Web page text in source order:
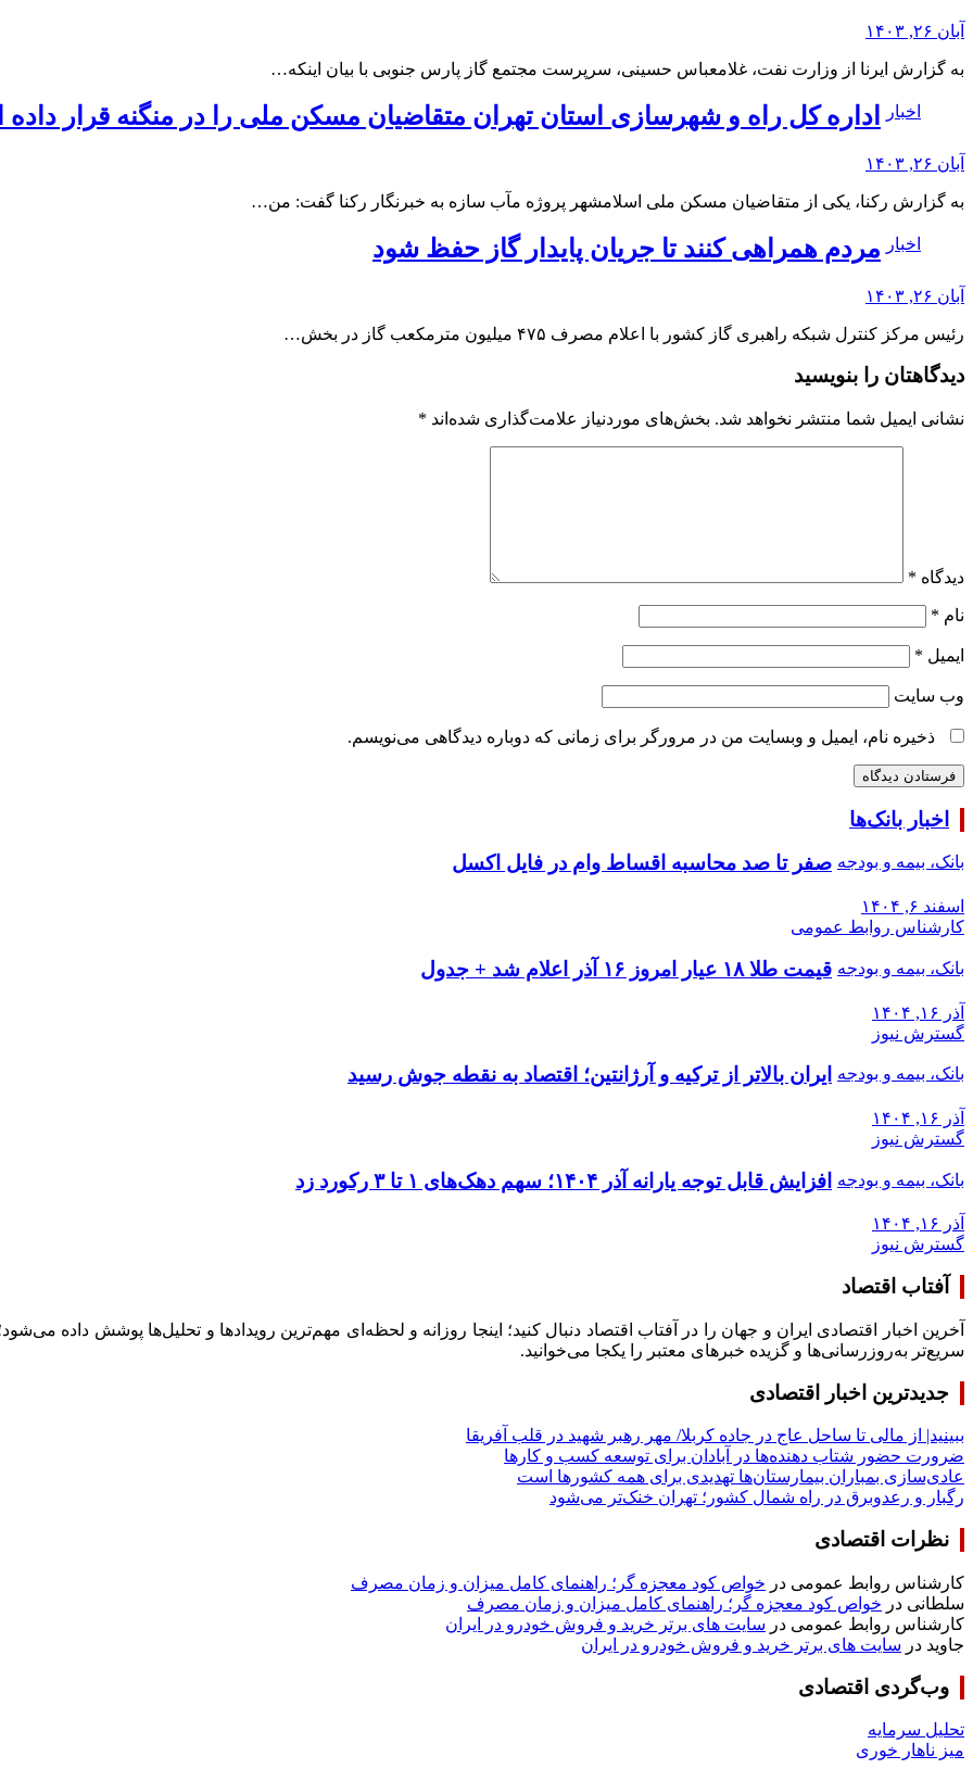
آبان ۲۶, ۱۴۰۳
به گزارش ایرنا از وزارت نفت، غلامعباس حسینی، سرپرست مجتمع گاز پارس جنوبی با بیان اینکه…
اخبار اداره کل راه و شهرسازی استان تهران متقاضیان مسکن ملی را در منگنه قرار
آبان ۲۶, ۱۴۰۳
به گزارش رکنا، یکی از متقاضیان مسکن ملی اسلامشهر پروژه مآب سازه به خبرنگار رکنا گفت: من…
اخبار مردم همراهی کنند تا جریان پایدار گاز حفظ شود
آبان ۲۶, ۱۴۰۳
رئیس مرکز کنترل شبکه راهبری گاز کشور با اعلام مصرف ۴۷۵ میلیون مترمکعب گاز در بخش…
دیدگاهتان را بنویسید
نشانی ایمیل شما منتشر نخواهد شد. بخش‌های موردنیاز علامت‌گذاری شده‌اند *
دیدگاه *
نام *
ایمیل *
وب‌ سایت
ذخیره نام، ایمیل و وبسایت من در مرورگر برای زمانی که دوباره دیدگاهی می‌نویسم.
اخبار بانک‌ها
بانک، بیمه و بودجه صفر تا صد محاسبه اقساط وام در فایل اکسل
اسفند ۶, ۱۴۰۴
کارشناس روابط عمومی
بانک، بیمه و بودجه قیمت طلا ۱۸ عیار امروز ۱۶ آذر اعلام شد + جدول
آذر ۱۶, ۱۴۰۴
گسترش نیوز
بانک، بیمه و بودجه ایران بالاتر از ترکیه و آرژانتین؛ اقتصاد به نقطه جوش رسید
آذر ۱۶, ۱۴۰۴
گسترش نیوز
بانک، بیمه و بودجه افزایش قابل توجه یارانه آذر ۱۴۰۴؛ سهم دهک‌های ۱ تا ۳ رکورد زد
آذر ۱۶, ۱۴۰۴
گسترش نیوز
آفتاب اقتصاد
آخرین اخبار اقتصادی ایران و جهان را در آفتاب اقتصاد دنبال کنید؛ اینجا روزانه و لحظه‌ای مهم‌ترین رویدادها و تحلیل‌ها پوشش داده
سریع‌تر به‌روزرسانی‌ها و گزیده خبرهای معتبر را یکجا می‌خوانید.
جدیدترین اخبار اقتصادی
ببینید| از مالی تا ساحل عاج در جاده کربلا/ مهر رهبر شهید در قلب آفریقا
ضرورت حضور شتاب ‌دهنده‌ها در آبادان برای توسعه کسب‌ و کارها
عادی‌سازی بمباران بیمارستان‌ها تهدیدی برای همه کشورها است
رگبار و رعدوبرق در راه شمال کشور؛ تهران خنک‌تر می‌شود
نظرات اقتصادی
کارشناس روابط عمومی در خواص کود معجزه گر؛ راهنمای کامل میزان و زمان مصرف
سلطانی در خواص کود معجزه گر؛ راهنمای کامل میزان و زمان مصرف
کارشناس روابط عمومی در سایت های برتر خرید و فروش خودرو در ایران
جاوید در سایت های برتر خرید و فروش خودرو در ایران
وب‌گردی اقتصادی
تحلیل سرمایه
میز ناهار خوری